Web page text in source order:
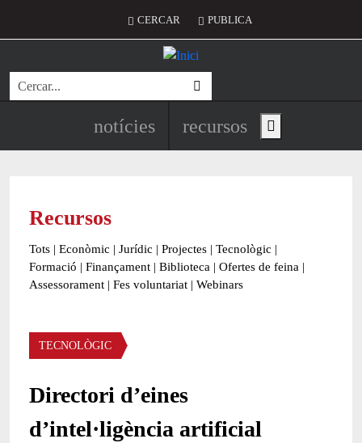
Menú del compte d'usuari
CERCAR PUBLICA
Cerca
Navegació principal de
notícies recursos Show main menu
Recursos
Tots | Econòmic | Jurídic | Projectes | Tecnològic |
Formació | Finançament | Biblioteca | Ofertes de feina |
Assessorament | Fes voluntariat | Webinars
Àmbit
TECNOLÒGIC
Directori d’eines
d’intel·ligència artificial